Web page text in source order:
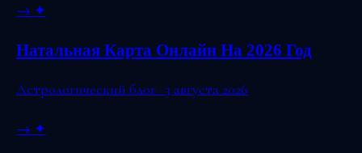
→ ✦
Натальная Карта Онлайн На 2026 Год
Астрологический блог · 3 августа 2026
→ ✦